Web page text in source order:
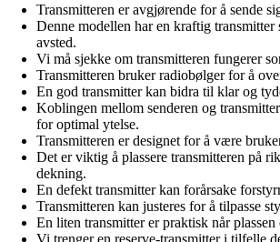
Transmitteren er avgjørende for å sende
Denne modellen har en kraftig transmitter
avsted.
Vi må sjekke om transmitteren fungerer
Transmitteren bruker radiobølger for å
En god transmitter kan bidra til klar og
Koblingen mellom senderen og
for optimal ytelse.
Transmitteren er designet for å være
Det er viktig å plassere transmitteren på
dekning.
En defekt transmitter kan forårsake
Transmitteren kan justeres for å tilpasse
En liten transmitter er praktisk når plassen
Vi trenger en reserve-transmitter i tilfelle